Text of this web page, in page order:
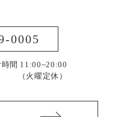
0005
間 11:00~20:00
（火曜定休）